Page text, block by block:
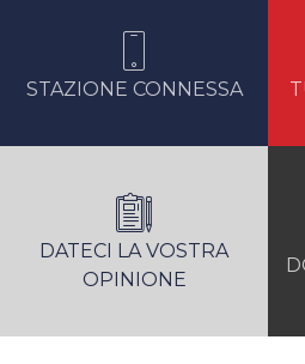
STAZIONE CONNESSA
DATECI LA VOSTRA
OPINIONE